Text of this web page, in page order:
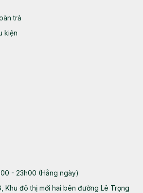
- 23h00 (Hằng ngày)
Khu đô thị mới hai bên đường Lê Trọng
trả
kiện